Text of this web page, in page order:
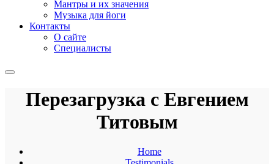
Мантры и их значения
Музыка для йоги
Контакты
О сайте
Специалисты
Перезагрузка с Евгением
Титовым
Home